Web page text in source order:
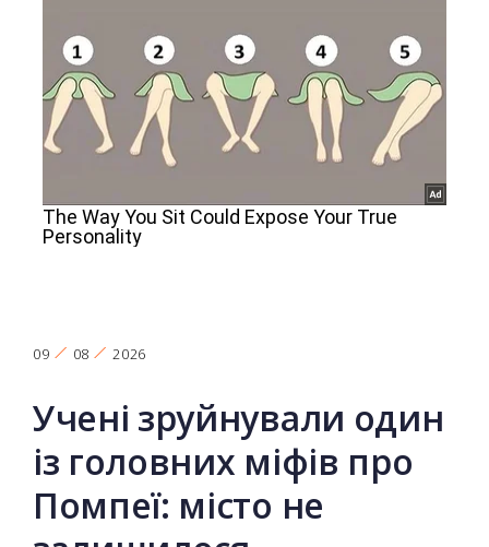
09 08 2026
Учені зруйнували один
із головних міфів про
Помпеї: місто не